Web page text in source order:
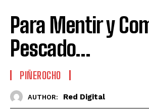
Para Mentir y
Pescado…
PIÑEROCHO
AUTHOR: Red Digital